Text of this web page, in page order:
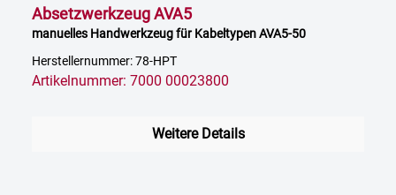
Absetzwerkzeug AVA5
manuelles Handwerkzeug für Kabeltypen AVA5-50
Herstellernummer: 78-HPT
Artikelnummer: 7000 00023800
Weitere Details